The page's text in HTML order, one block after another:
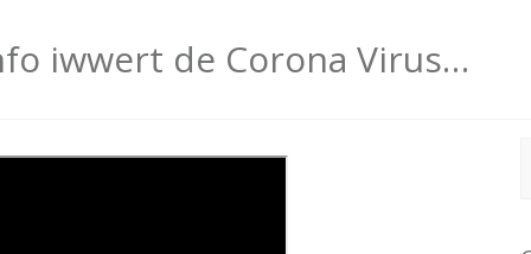
iwwert de Corona Virus…